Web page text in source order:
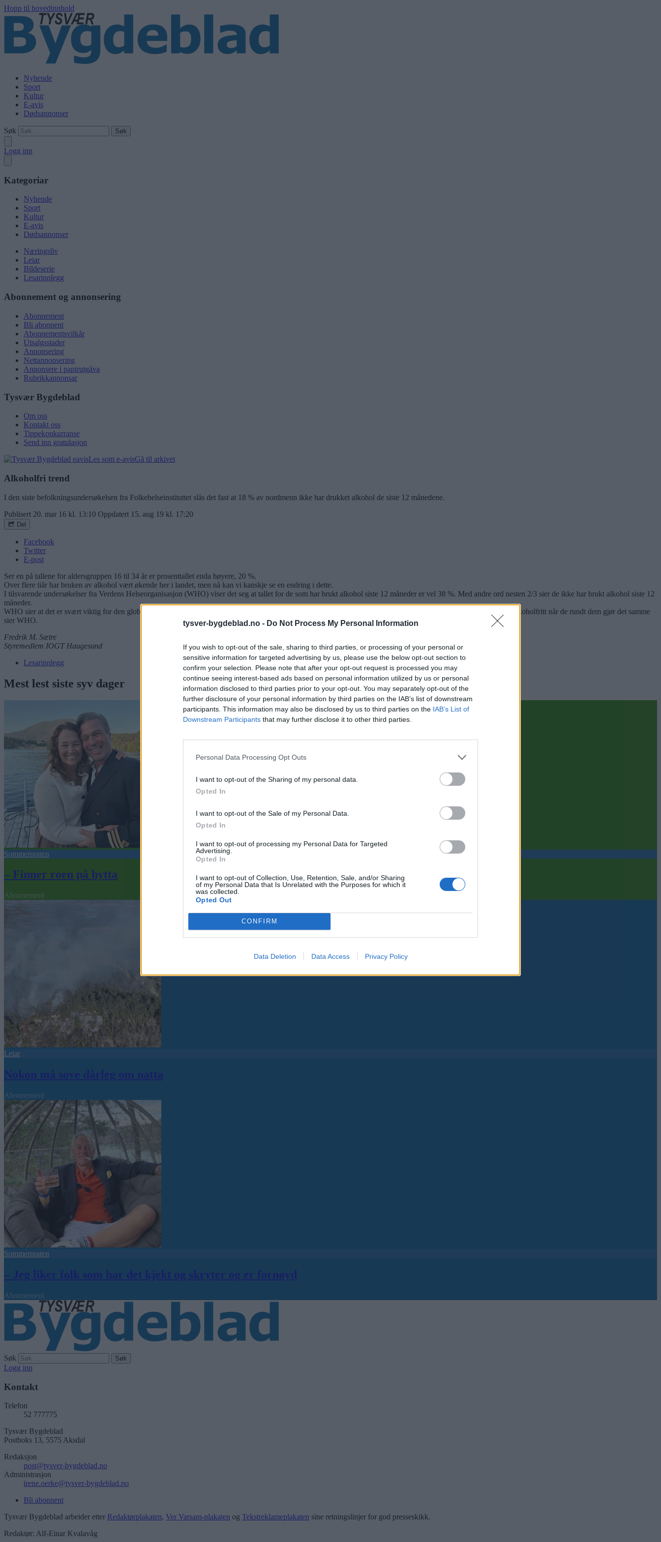
tysver-bygdeblad.no - Do Not Process My Personal Information
If you wish to opt-out of the sale, sharing to third parties, or processing of your personal or
sensitive information for targeted advertising by us, please use the below opt-out section to
confirm your selection. Please note that after your opt-out request is processed you may
continue seeing interest-based ads based on personal information utilized by us or personal
information disclosed to third parties prior to your opt-out. You may separately opt-out of the
further disclosure of your personal information by third parties on the IAB’s list of downstream
participants. This information may also be disclosed by us to third parties on the IAB’s List of
Downstream Participants that may further disclose it to other third parties.
Personal Data Processing Opt Outs
I want to opt-out of the Sharing of my personal data.
Opted In
I want to opt-out of the Sale of my Personal Data.
Opted In
I want to opt-out of processing my Personal Data for Targeted
Advertising.
Opted In
I want to opt-out of Collection, Use, Retention, Sale, and/or Sharing
of my Personal Data that Is Unrelated with the Purposes for which it
was collected.
Opted Out
CONFIRM
Data Deletion Data Access Privacy Policy
Hopp til hovedinnhold
Nyhende
Sport
Kultur
E-avis
Dødsannonser
Søk
Logg inn
Kategoriar
Nyhende
Sport
Kultur
E-avis
Dødsannonser
Næringsliv
Leiar
Bildeserie
Lesarinnlegg
Abonnement og annonsering
Abonnement
Bli abonnent
Abonnementsvilkår
Utsalgsstader
Annonsering
Nettannonsering
Annonsere i papirutgåva
Rubrikkannonsar
Tysvær Bygdeblad
Om oss
Kontakt oss
Tippekonkurranse
Send inn gratulasjon
Les som e-avisGå til arkivet
Alkoholfri trend
I den siste befolkningsundersøkelsen fra Folkehelseinstituttet slås det fast at 18 % av nordmenn ikke har drukket alkohol de siste 12 månedene.
Publisert 20. mar 16 kl. 13:10 Oppdatert 15. aug 19 kl. 17:20
Del
Facebook
Twitter
E-post
Ser en på tallene for aldersgruppen 16 til 34 år er prosenttallet enda høyere, 20 %.
Over flere tiår har bruken av alkohol vært økende her i landet, men nå kan vi kanskje se en endring i dette.
I tilsvarende undersøkelser fra Verdens Helseorganisasjon (WHO) viser det seg at tallet for de som har brukt alkohol siste 12 måneder er vel 38 %. Med andre ord nesten 2/3 sier de ikke har brukt alkohol siste 12
måneder.
WHO sier at det er svært viktig for den globale helsen å ha en høy andel mennesker som ikke bruker alkohol eller andre rusmidler. Det er lettere for de unge å velge alkoholfritt når de rundt dem gjør det samme
sier WHO.
Fredrik M. Sætre
Styremedlem IOGT Haugesund
Lesarinnlegg
Mest lest siste syv dager
Sommerpraten
– Finner roen på hytta
Abonnement
Leiar
Nokon må sove dårleg om natta
Abonnement
Sommerpraten
– Jeg liker folk som har det kjekt og skryter og er fornøyd
Abonnement
Søk
Logg inn
Kontakt
Telefon
52 777775
Tysvær Bygdeblad
Postboks 13, 5575 Aksdal
Redaksjon
post@tysver-bygdeblad.no
Administrasjon
irene.oerke@tysver-bygdeblad.no
Bli abonnent
Tysvær Bygdeblad arbeider etter Redaktørplakaten, Ver Varsam-plakaten og Tekstreklameplakaten sine retningslinjer for god presseskikk.
Redaktør: Alf-Einar Kvalavåg